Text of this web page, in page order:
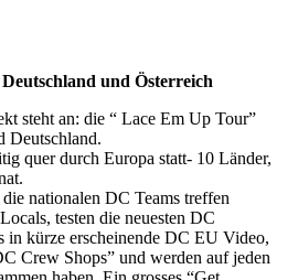
und Österreich
steht an: die “ Lace Em Up Tour”
Deutschland.
quer durch Europa statt- 10 Länder,
nationalen DC Teams treffen
testen die neuesten DC
in kürze erscheinende DC EU Video,
Crew Shops” und werden auf jeden